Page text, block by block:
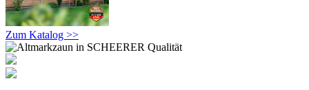
Zum Katalog >>